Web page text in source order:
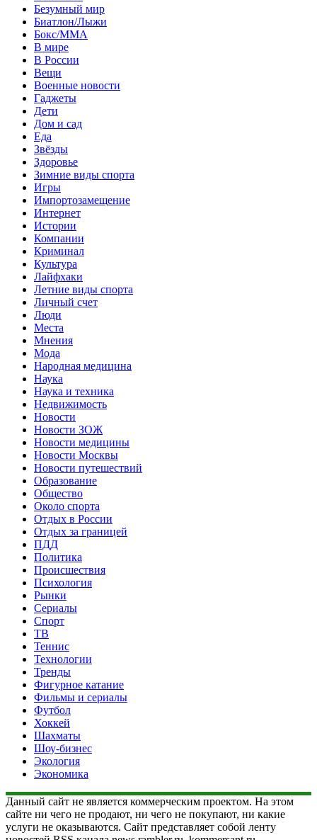
Безумный мир
Биатлон/Лыжи
Бокс/MMA
В мире
В России
Вещи
Военные новости
Гаджеты
Дети
Дом и сад
Еда
Звёзды
Здоровье
Зимние виды спорта
Игры
Импортозамещение
Интернет
Истории
Компании
Криминал
Культура
Лайфхаки
Летние виды спорта
Личный счет
Люди
Места
Мнения
Мода
Народная медицина
Наука
Наука и техника
Недвижимость
Новости
Новости ЗОЖ
Новости медицины
Новости Москвы
Новости путешествий
Образование
Общество
Около спорта
Отдых в России
Отдых за границей
ПДД
Политика
Происшествия
Психология
Рынки
Сериалы
Спорт
ТВ
Теннис
Технологии
Тренды
Фигурное катание
Фильмы и сериалы
Футбол
Хоккей
Шахматы
Шоу-бизнес
Экология
Экономика
Данный сайт не является коммерческим проектом. На этом
сайте ни чего не продают, ни чего не покупают, ни какие
услуги не оказываются. Сайт представляет собой ленту